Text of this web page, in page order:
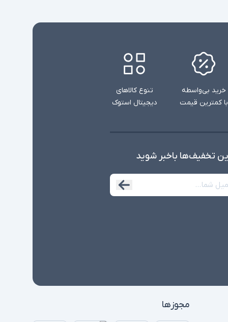
خرید بی‌واسطه
با کمترین قیمت
تنوع کالاهای
دیجیتال استوک
تخفیف‌ها با‌خبر شوید
مجوزها